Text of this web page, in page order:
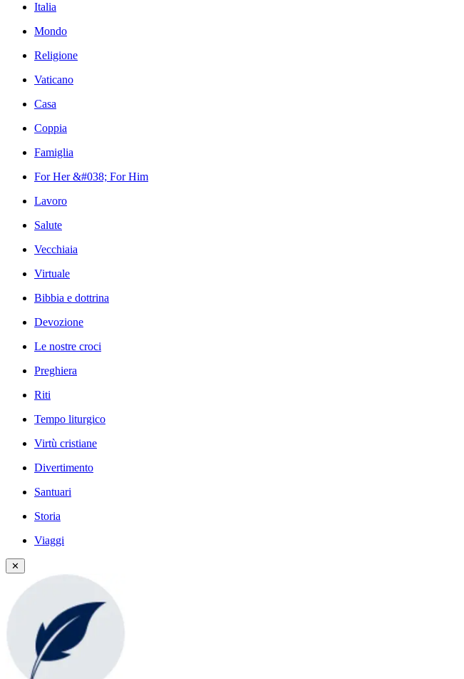
Italia
Mondo
Religione
Vaticano
Casa
Coppia
Famiglia
For Her &#038; For Him
Lavoro
Salute
Vecchiaia
Virtuale
Bibbia e dottrina
Devozione
Le nostre croci
Preghiera
Riti
Tempo liturgico
Virtù cristiane
Divertimento
Santuari
Storia
Viaggi
✕